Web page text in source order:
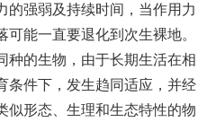
的强弱及持续时间，当作用力
能一直要退化到次生裸地。
种的生物，由于长期生活在相
条件下，发生趋同适应，并经
似形态、生理和生态特性的物